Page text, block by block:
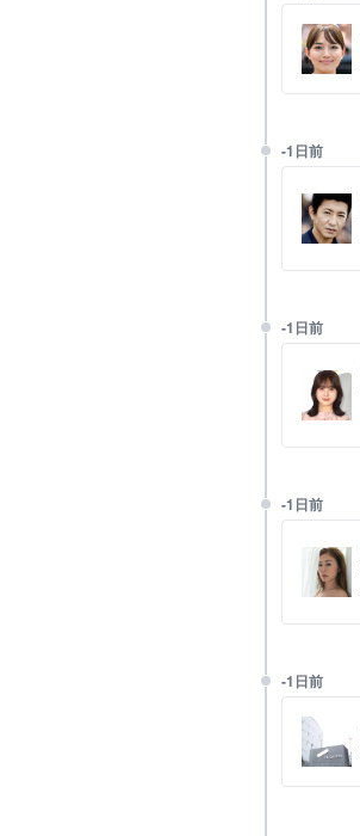
-1日前
-1日前
-1日前
-1日前